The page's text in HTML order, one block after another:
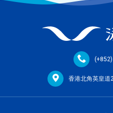
香港北角英皇道